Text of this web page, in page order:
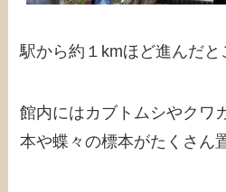
駅から約１kmほど進んだと
館内にはカブトムシやクワ
本や蝶々の標本がたくさん